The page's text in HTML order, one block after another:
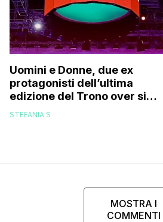
Uomini e Donne, due ex
protagonisti dell’ultima
edizione del Trono over si
stanno frequentando fuori dal
STEFANIA S
MOSTRA I
COMMENTI